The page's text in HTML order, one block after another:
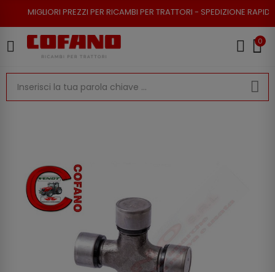
PREZZI PER RICAMBI PER TRATTORI - SPEDIZIONE RAPIDA - RESO
0